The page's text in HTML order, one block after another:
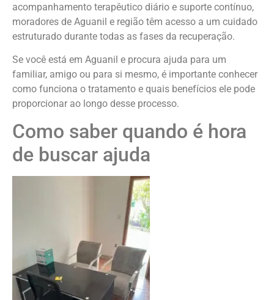
acompanhamento terapêutico diário e suporte contínuo,
moradores de Aguanil e região têm acesso a um cuidado
estruturado durante todas as fases da recuperação.
Se você está em Aguanil e procura ajuda para um
familiar, amigo ou para si mesmo, é importante conhecer
como funciona o tratamento e quais benefícios ele pode
proporcionar ao longo desse processo.
Como saber quando é hora
de buscar ajuda